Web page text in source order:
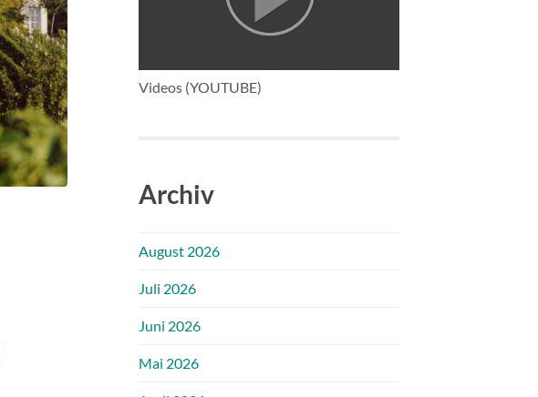
Videos (YOUTUBE)
Archiv
August 2026
Juli 2026
Juni 2026
Mai 2026